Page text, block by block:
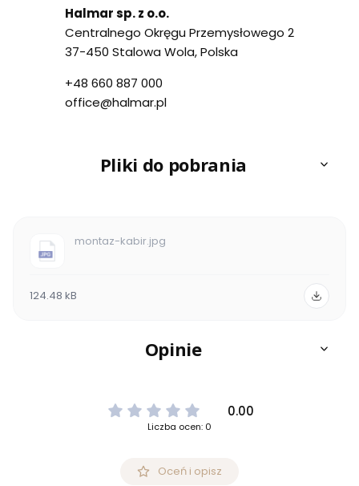
Halmar sp. z o.o.
Centralnego Okręgu Przemysłowego 2
37-450 Stalowa Wola, Polska
+48 660 887 000
office@halmar.pl
Pliki do pobrania
montaz-kabir.jpg
124.48 kB
Opinie
0.00
Liczba ocen: 0
Oceń i opisz